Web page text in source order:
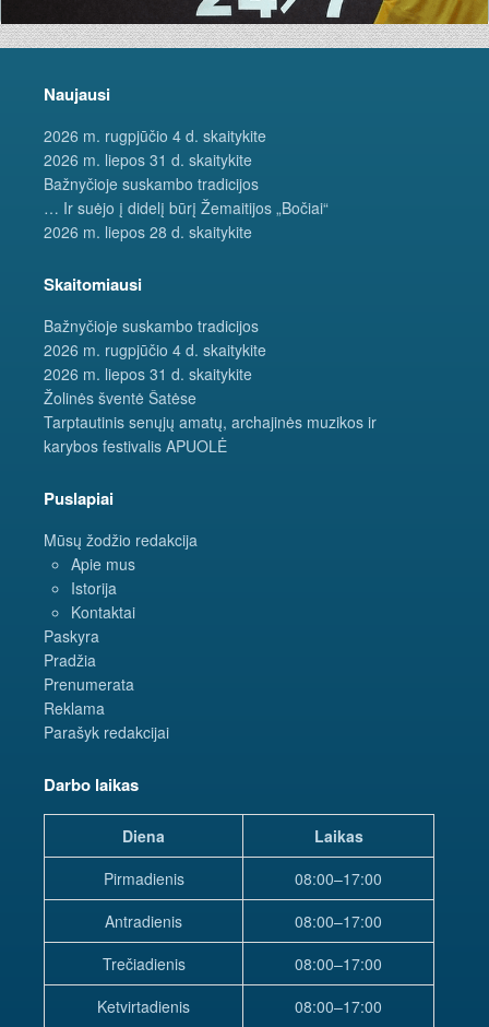
Naujausi
2026 m. rugpjūčio 4 d. skaitykite
2026 m. liepos 31 d. skaitykite
Bažnyčioje suskambo tradicijos
… Ir suėjo į didelį būrį Žemaitijos „Bočiai“
2026 m. liepos 28 d. skaitykite
Skaitomiausi
Bažnyčioje suskambo tradicijos
2026 m. rugpjūčio 4 d. skaitykite
2026 m. liepos 31 d. skaitykite
Žolinės šventė Šatėse
Tarptautinis senųjų amatų, archajinės muzikos ir
karybos festivalis APUOLĖ
Puslapiai
Mūsų žodžio redakcija
Apie mus
Istorija
Kontaktai
Paskyra
Pradžia
Prenumerata
Reklama
Parašyk redakcijai
Darbo laikas
Diena
Laikas
Pirmadienis
08:00–17:00
Antradienis
08:00–17:00
Trečiadienis
08:00–17:00
Ketvirtadienis
08:00–17:00